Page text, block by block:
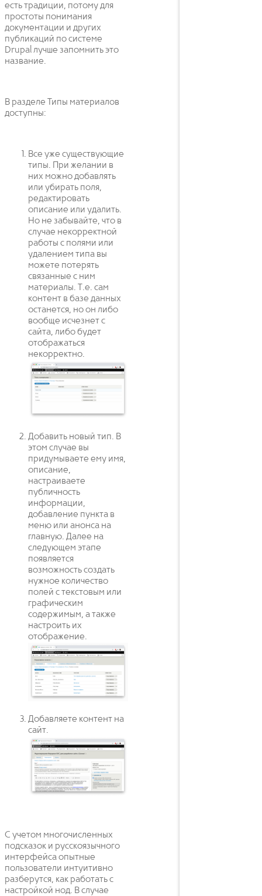
есть традиции, потому для
простоты понимания
документации и других
публикаций по системе
Drupal лучше запомнить это
название.
В разделе Типы материалов
доступны:
Все уже существующие
типы. При желании в
них можно добавлять
или убирать поля,
редактировать
описание или удалить.
Но не забывайте, что в
случае некорректной
работы с полями или
удалением типа вы
можете потерять
связанные с ним
материалы. Т.е. сам
контент в базе данных
останется, но он либо
вообще исчезнет с
сайта, либо будет
отображаться
некорректно.
Добавить новый тип. В
этом случае вы
придумываете ему имя,
описание,
настраиваете
публичность
информации,
добавление пункта в
меню или анонса на
главную. Далее на
следующем этапе
появляется
возможность создать
нужное количество
полей с текстовым или
графическим
содержимым, а также
настроить их
отображение.
Добавляете контент на
сайт.
С учетом многочисленных
подсказок и русскоязычного
интерфейса опытные
пользователи интуитивно
разберутся, как работать с
настройкой нод. В случае